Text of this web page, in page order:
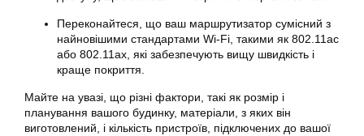
Переконайтеся, що ваш маршрутизатор сумісний з
найновішими стандартами Wi-Fi, такими як 802.11ac
або 802.11ax, які забезпечують вищу швидкість і
краще покриття.
Майте на увазі, що різні фактори, такі як розмір і
планування вашого будинку, матеріали, з яких він
виготовлений, і кількість пристроїв, підключених до вашої